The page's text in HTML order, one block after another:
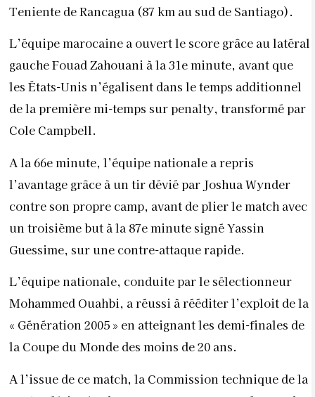
Teniente de Rancagua (87 km au sud de Santiago).
L’équipe marocaine a ouvert le score grâce au latéral
gauche Fouad Zahouani à la 31e minute, avant que
les États-Unis n’égalisent dans le temps additionnel
de la première mi-temps sur penalty, transformé par
Cole Campbell.
A la 66e minute, l’équipe nationale a repris
l’avantage grâce à un tir dévié par Joshua Wynder
contre son propre camp, avant de plier le match avec
un troisième but à la 87e minute signé Yassin
Guessime, sur une contre-attaque rapide.
L’équipe nationale, conduite par le sélectionneur
Mohammed Ouahbi, a réussi à rééditer l’exploit de la
« Génération 2005 » en atteignant les demi-finales de
la Coupe du Monde des moins de 20 ans.
A l’issue de ce match, la Commission technique de la